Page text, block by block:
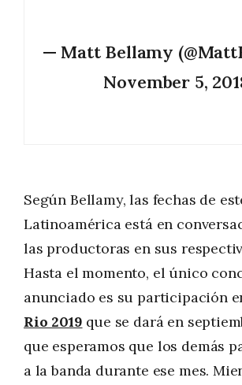
— Matt Bellamy
November 5,
Según Bellamy, las fechas de
Latinoamérica está en
las productoras en sus
Hasta el momento, el único
anunciado es su participación
Rio 2019 que se dará en
que esperamos que los demás
a la banda durante ese mes.